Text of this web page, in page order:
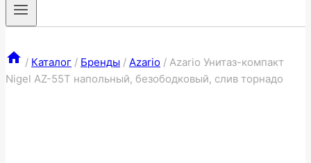
/ Каталог / Бренды / Azario / Azario Унитаз-компакт
Nigel AZ-55T напольный, безободковый, слив торнадо